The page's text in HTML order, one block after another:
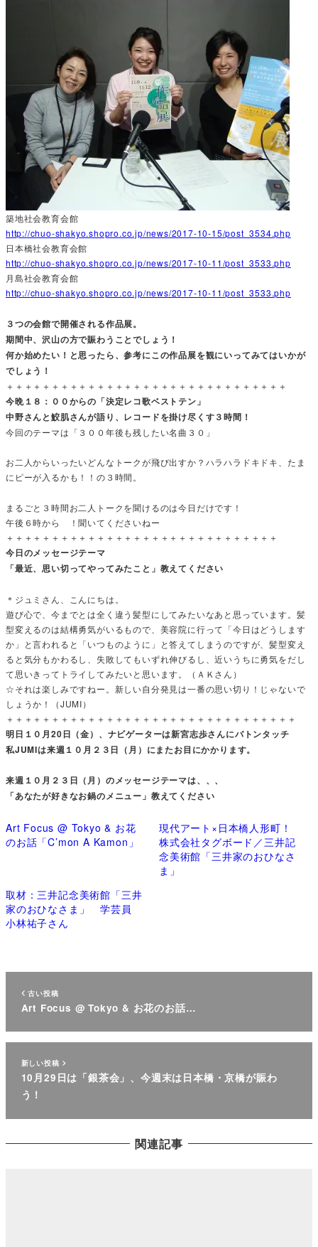
築地社会教育会館
http://chuo-shakyo.shopro.co.jp/news/2017-10-15/post_3534.php
日本橋社会教育会館
http://chuo-shakyo.shopro.co.jp/news/2017-10-11/post_3533.php
月島社会教育会館
http://chuo-shakyo.shopro.co.jp/news/2017-10-11/post_3533.php
３つの会館で開催される作品展。
期間中、沢山の方で賑わうことでしょう！
何か始めたい！と思ったら、参考にこの作品展を観にいってみてはいかが
でしょう！
＋＋＋＋＋＋＋＋＋＋＋＋＋＋＋＋＋＋＋＋＋＋＋＋＋＋＋＋＋＋＋
今晩１８：００からの「決定レコ歌ベストテン」
中野さんと鮫肌さんが語り、レコードを掛け尽くす３時間！
今回のテーマは「３００年後も残したい名曲３０」
お二人からいったいどんなトークが飛び出すか？ハラハラドキドキ、たま
にピーが入るかも！！の３時間。
まるごと３時間お二人トークを聞けるのは今日だけです！
午後６時から ！聞いてくださいねー
＋＋＋＋＋＋＋＋＋＋＋＋＋＋＋＋＋＋＋＋＋＋＋＋＋＋＋＋＋＋
今日のメッセージテーマ
「最近、思い切ってやってみたこと」教えてください
＊ジュミさん、こんにちは。
遊び心で、今までとは全く違う髪型にしてみたいなあと思っています。髪
型変えるのは結構勇気がいるもので、美容院に行って「今日はどうします
か」と言われると「いつものように」と答えてしまうのですが、髪型変え
ると気分もかわるし、失敗してもいずれ伸びるし、近いうちに勇気をだし
て思いきってトライしてみたいと思います。（ＡＫさん）
☆それは楽しみですねー。新しい自分発見は一番の思い切り！じゃないで
しょうか！（JUMI）
＋＋＋＋＋＋＋＋＋＋＋＋＋＋＋＋＋＋＋＋＋＋＋＋＋＋＋＋＋＋＋＋
明日１０月20日（金）、ナビゲーターは新宮志歩さんにバトンタッチ
私JUMIは来週１０月２３日（月）にまたお目にかかります。
来週１０月２３日（月）のメッセージテーマは、、、
「あなたが好きなお鍋のメニュー」教えてください
Art Focus @ Tokyo & お花
のお話「C’mon A Kamon」
現代アート×日本橋人形町！
株式会社タグボード／三井記
念美術館「三井家のおひなさ
ま」
取材：三井記念美術館「三井
家のおひなさま」 学芸員
小林祐子さん
古い投稿
Art Focus @ Tokyo & お花のお話…
新しい投稿
10月29日は「銀茶会」、今週末は日本橋・京橋が賑わ
う！
関連記事